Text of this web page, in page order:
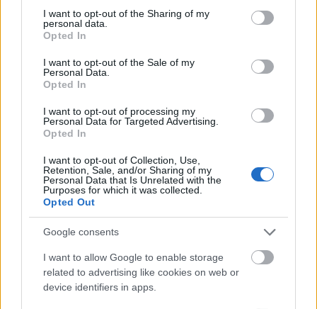
not limited to your visit or usage behaviour. You may click to
grant or deny consent to Google and its third-party tags to
use your data for below specified purposes in below Google
consent section.
I want to opt-out of the Sharing of my
personal data.
Opted In
I want to opt-out of the Sale of my
Personal Data.
Opted In
I want to opt-out of processing my
Personal Data for Targeted Advertising.
Opted In
I want to opt-out of Collection, Use,
Retention, Sale, and/or Sharing of my
Personal Data that Is Unrelated with the
Purposes for which it was collected.
Opted Out
Google consents
I want to allow Google to enable storage
related to advertising like cookies on web or
device identifiers in apps.
med Monsterbakken opp Alpe Cermis i Val di
Fiemme 4. januar, 2022
Meld deg på vårt nyhetsbrev
Meld deg på
MEST LEST